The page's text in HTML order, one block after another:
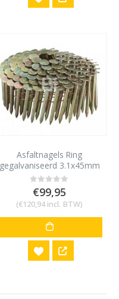
Asfaltnagels Ring
gegalvaniseerd 3.1x45mm
(7200st)
0out of 5
€99,95
(€120,94incl. BTW)